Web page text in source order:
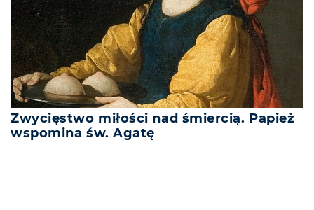
Zwycięstwo miłości nad śmiercią. Papież
wspomina św. Agatę